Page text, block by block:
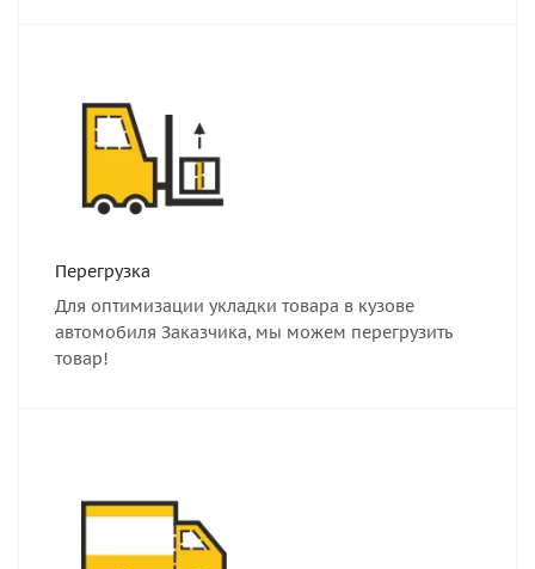
Перегрузка
Для оптимизации укладки товара в кузове
автомобиля Заказчика, мы можем перегрузить
товар!